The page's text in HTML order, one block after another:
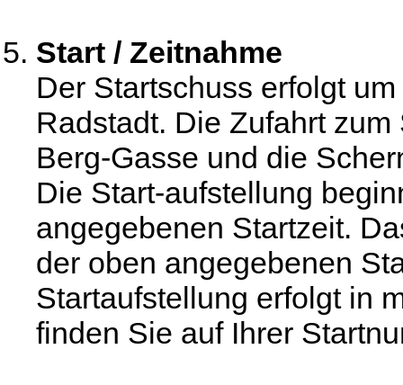
Start / Zeitnahme
Der Startschuss erfolgt
Radstadt. Die Zufahrt
Berg-Gasse und die
Die Start-aufstellung
angegebenen Startzeit.
der oben angegebenen
Startaufstellung erfolgt in
finden Sie auf Ihrer